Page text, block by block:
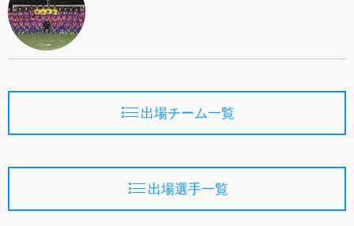
出場チーム一覧
出場選手一覧